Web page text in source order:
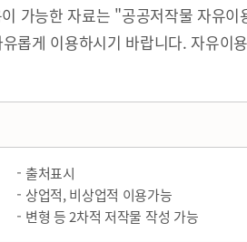
가능한 자료는 "공공저작물 자유
롭게 이용하시기 바랍니다. 자유
출처표시
상업적, 비상업적 이용가능
변형 등 2차적 저작물 작성 가능